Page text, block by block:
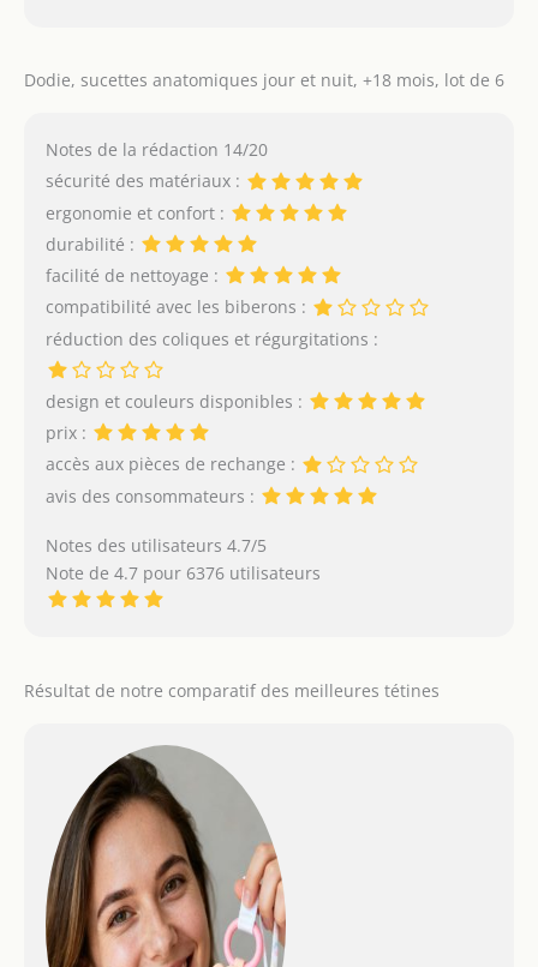
Dodie, sucettes anatomiques jour et nuit, +18 mois, lot de 6
Notes de la rédaction 14/20
sécurité des matériaux :
ergonomie et confort :
durabilité :
facilité de nettoyage :
compatibilité avec les biberons :
réduction des coliques et régurgitations :
design et couleurs disponibles :
prix :
accès aux pièces de rechange :
avis des consommateurs :
Notes des utilisateurs 4.7/5
Note de 4.7 pour 6376 utilisateurs
Résultat de notre comparatif des meilleures tétines